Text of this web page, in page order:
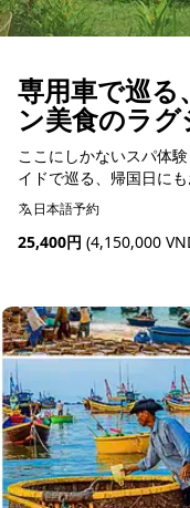
専用車で巡る
ン美食のラグ
ここにしかないスパ体
イドで巡る、帰国日に
日本語予約
25,400円 (4,150,000